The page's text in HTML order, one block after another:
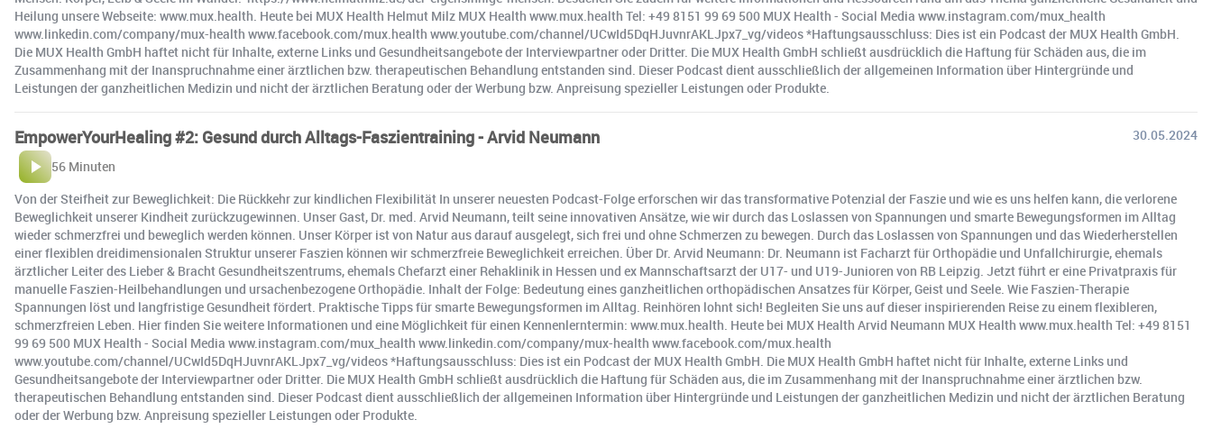
Heilung unsere Webseite: www.mux.health. Heute bei MUX Health Helmut Milz MUX Health www.mux.health Tel: +49 8151 99 69 500 MUX Health - Social Media www.instagram.com/mux_health
www.linkedin.com/company/mux-health www.facebook.com/mux.health www.youtube.com/channel/UCwId5DqHJuvnrAKLJpx7_vg/videos *Haftungsausschluss: Dies ist ein Podcast der MUX Health GmbH.
Die MUX Health GmbH haftet nicht für Inhalte, externe Links und Gesundheitsangebote der Interviewpartner oder Dritter. Die MUX Health GmbH schließt ausdrücklich die Haftung für Schäden aus, die im
Zusammenhang mit der Inanspruchnahme einer ärztlichen bzw. therapeutischen Behandlung entstanden sind. Dieser Podcast dient ausschließlich der allgemeinen Information über Hintergründe und
Leistungen der ganzheitlichen Medizin und nicht der ärztlichen Beratung oder der Werbung bzw. Anpreisung spezieller Leistungen oder Produkte.
EmpowerYourHealing #2: Gesund durch Alltags-Faszientraining - Arvid Neumann
30.05.2024
56 Minuten
Von der Steifheit zur Beweglichkeit: Die Rückkehr zur kindlichen Flexibilität In unserer neuesten Podcast-Folge erforschen wir das transformative Potenzial der Faszie und wie es uns helfen kann, die verlorene
Beweglichkeit unserer Kindheit zurückzugewinnen. Unser Gast, Dr. med. Arvid Neumann, teilt seine innovativen Ansätze, wie wir durch das Loslassen von Spannungen und smarte Bewegungsformen im Alltag
wieder schmerzfrei und beweglich werden können. Unser Körper ist von Natur aus darauf ausgelegt, sich frei und ohne Schmerzen zu bewegen. Durch das Loslassen von Spannungen und das Wiederherstellen
einer flexiblen dreidimensionalen Struktur unserer Faszien können wir schmerzfreie Beweglichkeit erreichen. Über Dr. Arvid Neumann: Dr. Neumann ist Facharzt für Orthopädie und Unfallchirurgie, ehemals
ärztlicher Leiter des Lieber & Bracht Gesundheitszentrums, ehemals Chefarzt einer Rehaklinik in Hessen und ex Mannschaftsarzt der U17- und U19-Junioren von RB Leipzig. Jetzt führt er eine Privatpraxis für
manuelle Faszien-Heilbehandlungen und ursachenbezogene Orthopädie. Inhalt der Folge: Bedeutung eines ganzheitlichen orthopädischen Ansatzes für Körper, Geist und Seele. Wie Faszien-Therapie
Spannungen löst und langfristige Gesundheit fördert. Praktische Tipps für smarte Bewegungsformen im Alltag. Reinhören lohnt sich! Begleiten Sie uns auf dieser inspirierenden Reise zu einem flexibleren,
schmerzfreien Leben. Hier finden Sie weitere Informationen und eine Möglichkeit für einen Kennenlerntermin: www.mux.health. Heute bei MUX Health Arvid Neumann MUX Health www.mux.health Tel: +49 8151
99 69 500 MUX Health - Social Media www.instagram.com/mux_health www.linkedin.com/company/mux-health www.facebook.com/mux.health
www.youtube.com/channel/UCwId5DqHJuvnrAKLJpx7_vg/videos *Haftungsausschluss: Dies ist ein Podcast der MUX Health GmbH. Die MUX Health GmbH haftet nicht für Inhalte, externe Links und
Gesundheitsangebote der Interviewpartner oder Dritter. Die MUX Health GmbH schließt ausdrücklich die Haftung für Schäden aus, die im Zusammenhang mit der Inanspruchnahme einer ärztlichen bzw.
therapeutischen Behandlung entstanden sind. Dieser Podcast dient ausschließlich der allgemeinen Information über Hintergründe und Leistungen der ganzheitlichen Medizin und nicht der ärztlichen Beratung
oder der Werbung bzw. Anpreisung spezieller Leistungen oder Produkte.